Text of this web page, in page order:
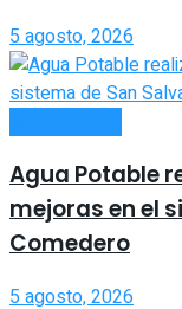
5 agosto, 2026
Agua Potable
mejoras en el
Comedero
5 agosto, 2026